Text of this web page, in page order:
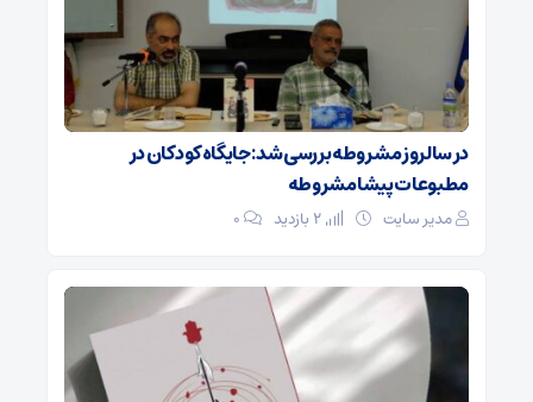
در سالروز مشروطه بررسی شد: جایگاه کودکان در
مطبوعات پیشامشروطه
مدیر سایت ۰